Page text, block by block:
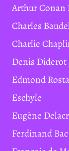
Arthur
Charles
Charlie
Denis Diderot
Edmond
Eschyle
Eugène
Ferdinand Bac